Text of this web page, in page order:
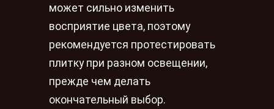
может сильно изменить
восприятие цвета, поэтому
рекомендуется протестировать
плитку при разном освещении,
прежде чем делать
окончательный выбор.